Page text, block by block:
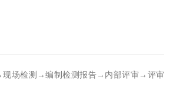
场检测→编制检测报告→内部评审→评审